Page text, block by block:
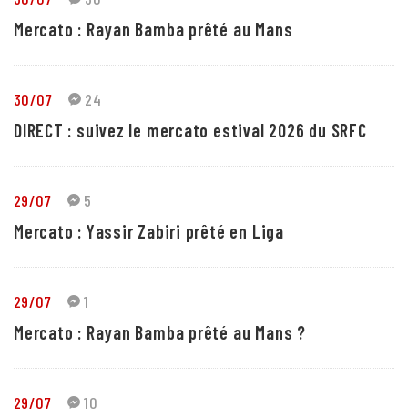
Mercato : Rayan Bamba prêté au Mans
30/07 24
DIRECT : suivez le mercato estival 2026 du SRFC
29/07 5
Mercato : Yassir Zabiri prêté en Liga
29/07 1
Mercato : Rayan Bamba prêté au Mans ?
29/07 10